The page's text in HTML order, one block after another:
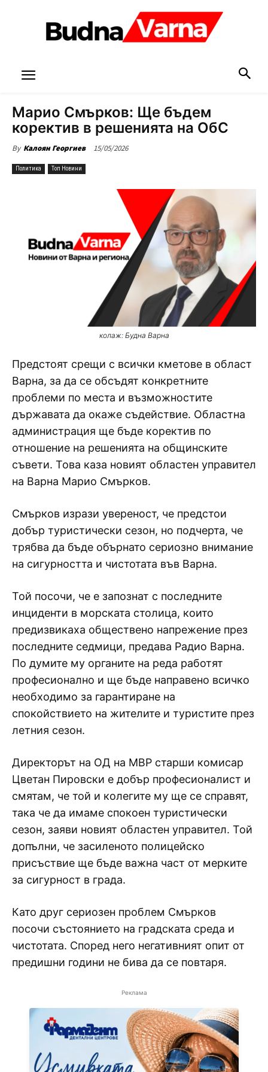
Марио Смърков: Ще бъдем
коректив в решенията на ОбС
By Калоян Георгиев 15/05/2026
Политика Топ Новини
колаж: Будна Варна
Предстоят срещи с всички кметове в област
Варна, за да се обсъдят конкретните
проблеми по места и възможностите
държавата да окаже съдействие. Областна
администрация ще бъде коректив по
отношение на решенията на общинските
съвети. Това каза новият областен управител
на Варна Марио Смърков.
Смърков изрази увереност, че предстои
добър туристически сезон, но подчерта, че
трябва да бъде обърнато сериозно внимание
на сигурността и чистотата във Варна.
Той посочи, че е запознат с последните
инциденти в морската столица, които
предизвикаха обществено напрежение през
последните седмици, предава Радио Варна.
По думите му органите на реда работят
професионално и ще бъде направено всичко
необходимо за гарантиране на
спокойствието на жителите и туристите през
летния сезон.
Директорът на ОД на МВР старши комисар
Цветан Пировски е добър професионалист и
смятам, че той и колегите му ще се справят,
така че да имаме спокоен туристически
сезон, заяви новият областен управител. Той
допълни, че засиленото полицейско
присъствие ще бъде важна част от мерките
за сигурност в града.
Като друг сериозен проблем Смърков
посочи състоянието на градската среда и
чистотата. Според него негативният опит от
предишни години не бива да се повтаря.
Реклама